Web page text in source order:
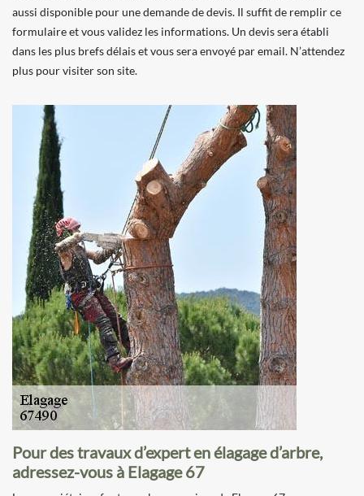
aussi disponible pour une demande de devis. Il suffit de remplir ce
formulaire et vous validez les informations. Un devis sera établi
dans les plus brefs délais et vous sera envoyé par email. N’attendez
plus pour visiter son site.
Pour des travaux d’expert en élagage d’arbre,
adressez-vous à Elagage 67